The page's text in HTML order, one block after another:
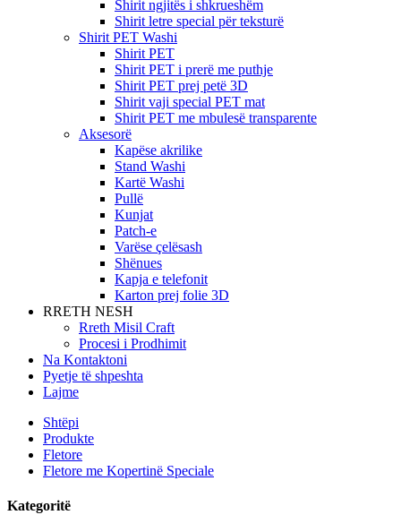
Shirit ngjitës i shkrueshëm
Shirit letre special për teksturë
Shirit PET Washi
Shirit PET
Shirit PET i prerë me puthje
Shirit PET prej petë 3D
Shirit vaji special PET mat
Shirit PET me mbulesë transparente
Aksesorë
Kapëse akrilike
Stand Washi
Kartë Washi
Pullë
Kunjat
Patch-e
Varëse çelësash
Shënues
Kapja e telefonit
Karton prej folie 3D
RRETH NESH
Rreth Misil Craft
Procesi i Prodhimit
Na Kontaktoni
Pyetje të shpeshta
Lajme
Shtëpi
Produkte
Fletore
Fletore me Kopertinë Speciale
Kategoritë